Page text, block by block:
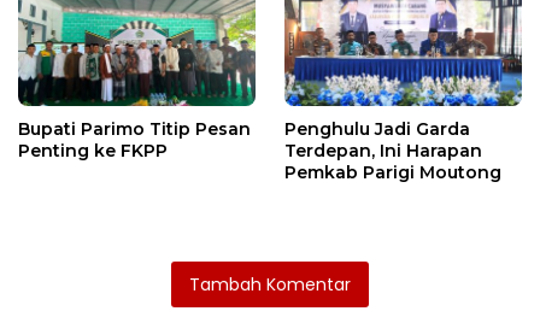
Bupati Parimo Titip Pesan
Penting ke FKPP
Penghulu Jadi Garda
Terdepan, Ini Harapan
Pemkab Parigi Moutong
Tambah Komentar